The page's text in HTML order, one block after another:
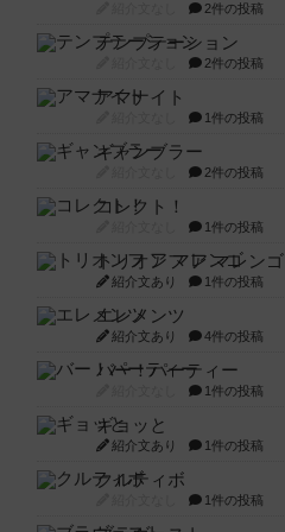
2件の投稿
テンプテーション
2件の投稿
アマナイト
1件の投稿
ギャンブラー
2件の投稿
コレクト！
1件の投稿
トリオンフ ア マレンゴ
紹介文あり 1件の投稿
エレメンツ
紹介文あり 4件の投稿
バー！パーティー
1件の投稿
ギョッと
紹介文あり 1件の投稿
クルティボ
1件の投稿